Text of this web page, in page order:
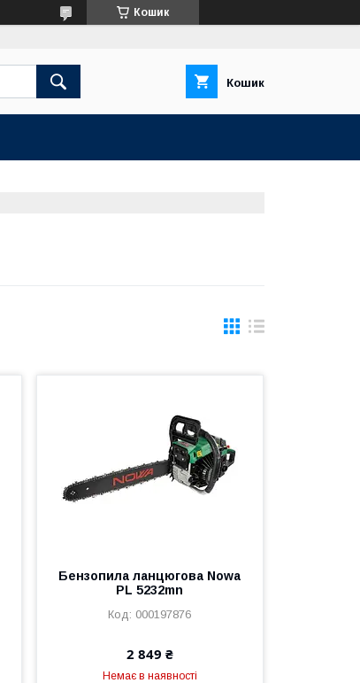
Кошик
Кошик
Бензопила ланцюгова Nowa
PL 5232mn
000197876
2 849 ₴
Немає в наявності